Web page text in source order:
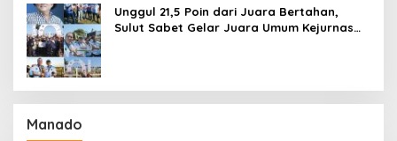
Unggul 21,5 Poin dari Juara Bertahan,
Sulut Sabet Gelar Juara Umum Kejurnas
Manado